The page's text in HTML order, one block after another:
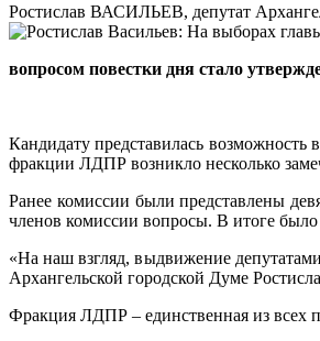
Ростислав ВАСИЛЬЕВ, депутат
вопросом повестки дня стало
Кандидату представилась возможность
фракции ЛДПР возникло несколько
Ранее комиссии были представлены
членов комиссии вопросы. В итоге
«На наш взгляд, выдвижение
Архангельской городской Думе
Фракция ЛДПР – единственная из всех